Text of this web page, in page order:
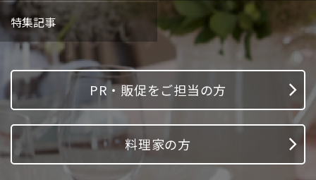
特集記事
PR・販促をご担当の方
料理家の方